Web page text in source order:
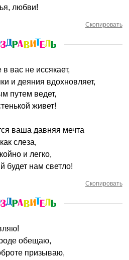
любви!
Скопировать
в вас не иссякает,
и деяния вдохновляет,
путем ведет,
живет!
ваша давняя мечта
слеза,
и легко,
будет нам светло!
Скопировать
обещаю,
призываю,